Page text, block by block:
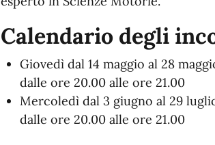
Calendario degli
Giovedì dal 14 maggio al 28
dalle ore 20.00 alle ore 21.00
Mercoledì dal 3 giugno al 29
dalle ore 20.00 alle ore 21.00